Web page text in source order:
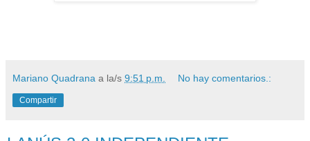
Mariano Quadrana a la/s 9:51 p.m. No hay comentarios.:
Compartir